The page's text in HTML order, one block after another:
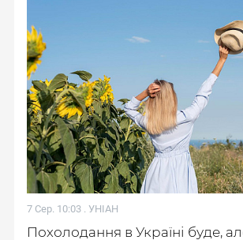
7 Сер. 10:03 . УНІАН
Похолодання в Україні буде,